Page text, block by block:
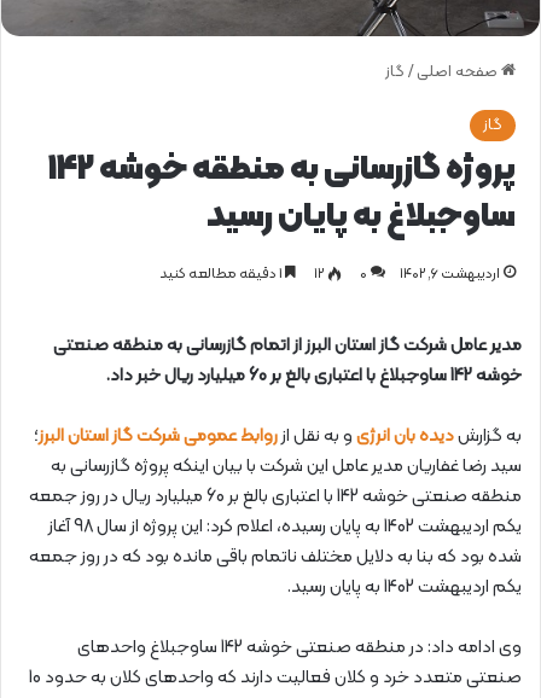
صفحه اصلی / گاز
گاز
پروژه گازرسانی به منطقه خوشه 142
ساوجبلاغ به پایان رسید
اردیبهشت ۶, ۱۴۰۲ 0 ۱۲
مدیر عامل شرکت گاز استان البرز از اتمام گازرسانی به منطقه صنعتی
خوشه 142 ساوجبلاغ با اعتباری بالغ بر 60 میلیارد ریال خبر داد.
به گزارشدیده بان انرژیو به نقل ازروابط عمومی شرکت گاز استان البرز؛
سید رضا غفاریان مدیر عامل این شرکت با بیان اینکه پروژه گازرسانی به
منطقه صنعتی خوشه 142 با اعتباری بالغ بر 60 میلیارد ریال در روز جمعه
یکم اردیبهشت 1402 به پایان رسیده، اعلام کرد: این پروژه از سال 98 آغاز
شده بود که بنا به دلایل مختلف ناتمام باقی مانده بود که در روز جمعه
یکم اردیبهشت 1402 به پایان رسید.
وی ادامه داد: در منطقه صنعتی خوشه 142 ساوجبلاغ واحدهای
صنعتی متعدد خرد و کلان فعالیت دارند که واحدهای کلان به حدود 10